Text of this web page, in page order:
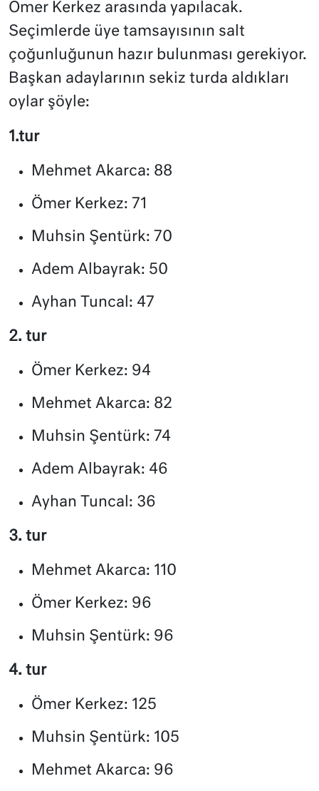
Ömer Kerkez arasında yapılacak.
Seçimlerde üye tamsayısının salt
çoğunluğunun hazır bulunması gerekiyor.
Başkan adaylarının sekiz turda aldıkları
oylar şöyle:
1.tur
Mehmet Akarca: 88
Ömer Kerkez: 71
Muhsin Şentürk: 70
Adem Albayrak: 50
Ayhan Tuncal: 47
2. tur
Ömer Kerkez: 94
Mehmet Akarca: 82
Muhsin Şentürk: 74
Adem Albayrak: 46
Ayhan Tuncal: 36
3. tur
Mehmet Akarca: 110
Ömer Kerkez: 96
Muhsin Şentürk: 96
4. tur
Ömer Kerkez: 125
Muhsin Şentürk: 105
Mehmet Akarca: 96